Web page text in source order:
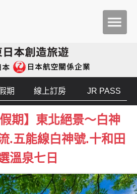
期 線上訂房 JR PASS
期】東北絕景～白神
.五能線白神號.十和田
溫泉七日